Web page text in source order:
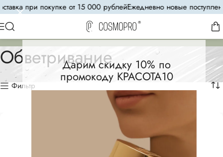
Дарим скидку 10% по
промокоду КРАСОТА10
при покупке от 15 000 рублейЕжедневно новые поступления
Обветривание
Фильтр